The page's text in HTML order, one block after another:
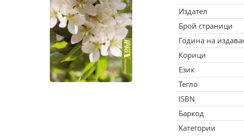
Издател
Брой страници
Година на
Корици
Език
Тегло
ISBN
Баркод
Категории